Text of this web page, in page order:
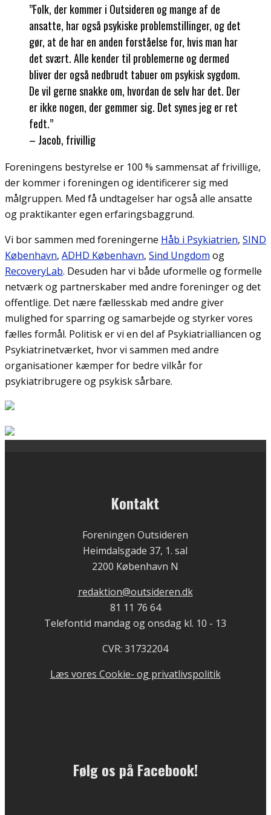
”Folk, der kommer i Outsideren og mange af de
ansatte, har også psykiske problemstillinger, og det
gør, at de har en anden forståelse for, hvis man har
det svært. Alle kender til problemerne og dermed
bliver der også nedbrudt tabuer om psykisk sygdom.
De vil gerne snakke om, hvordan de selv har det. Der
er ikke nogen, der gemmer sig. Det synes jeg er ret
fedt.”
– Jacob, frivillig
Foreningens bestyrelse er 100 % sammensat af frivillige,
der kommer i foreningen og identificerer sig med
målgruppen. Med få undtagelser har også alle ansatte
og praktikanter egen erfaringsbaggrund.
Vi bor sammen med foreningerne Håb i Psykiatrien, SIND
København, ADHD København, Sind Ungdom og
RecoveryLab. Desuden har vi både uformelle og formelle
netværk og partnerskaber med andre foreninger og det
offentlige. Det nære fællesskab med andre giver
mulighed for sparring og samarbejde og styrker vores
fælles formål. Politisk er vi en del af Psykiatrialliancen og
Psykiatrinetværket, hvor vi sammen med andre
organisationer kæmper for bedre vilkår for
psykiatribrugere og psykisk sårbare.
Kontakt
Foreningen Outsideren
Heimdalsgade 37, 1. sal
2200 København N
redaktion@outsideren.dk
81 11 76 64
Telefontid mandag og onsdag kl. 10 - 13
CVR: 31732204
Læs vores Cookie- og privatlivspolitik
Følg os på Facebook!